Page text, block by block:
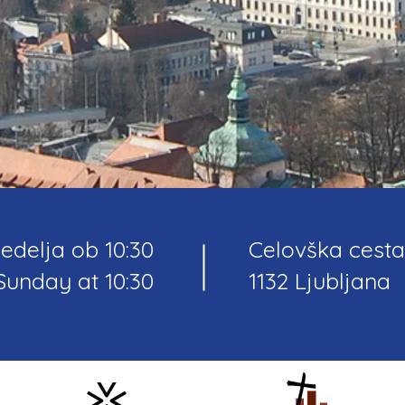
ob 10:30
at 10:30
Celovška
1132 Ljubljana